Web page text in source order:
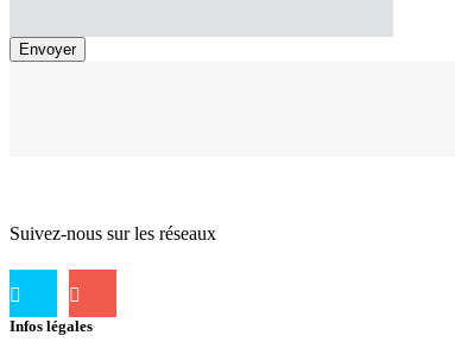
Suivez-nous sur les réseaux
Infos légales